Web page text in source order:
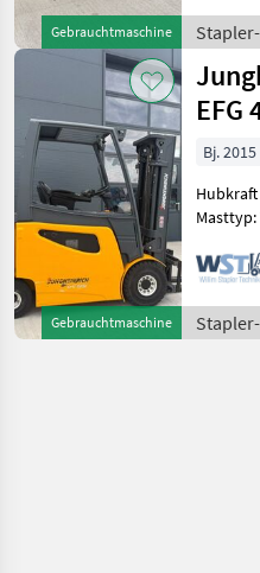
Gebrauchtmaschine
5000kg, Hubhöhe: 3740mm,
Freihub:
Stapler-
und
/
Gebrauchtmaschine
EFG
Bj. 2015
Hubkraft
Rad-Stapler,
2500kg, Hubhöhe: 4700mm,
Stapler-
und